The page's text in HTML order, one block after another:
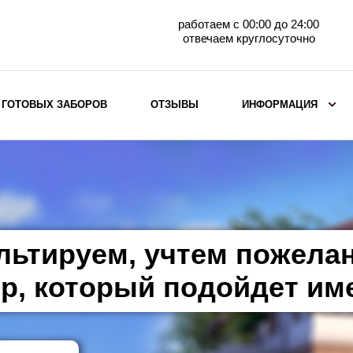
работаем с 00:00 до 24:00
отвечаем круглосуточно
горизонтального
Металлические заборы для дачи
Забор жалюзи с кирпичными столбами
Металлические заборы
Металлические ограждения
ГОТОВЫХ ЗАБОРОВ ОТЗЫВЫ ИНФОРМАЦИЯ
учтем
который подойдет